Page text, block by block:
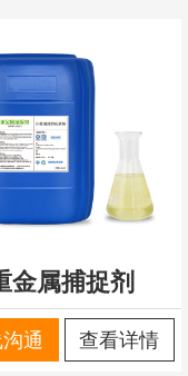
金属捕捉剂
通 查看详情